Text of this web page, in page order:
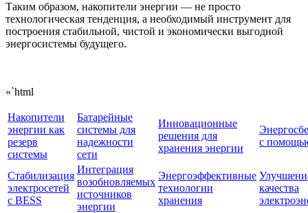
Таким образом, накопители энергии — не просто
технологическая тенденция, а необходимый инструмент для
построения стабильной, чистой и экономически выгодной
энергосистемы будущего.
«`html
Накопители
энергии как
резерв
системы
Батарейные
системы для
надежности
сети
Инновационные
решения для
хранения энергии
с
Стабилизация
электросетей
с BESS
Интеграция
возобновляемых
источников
энергии
Энергоэффективные
технологии
хранения
качества